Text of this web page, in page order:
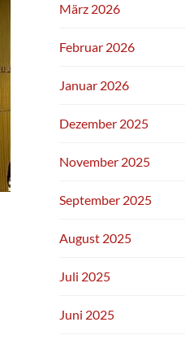
März 2026
Februar 2026
Januar 2026
Dezember 2025
November 2025
September 2025
August 2025
Juli 2025
Juni 2025